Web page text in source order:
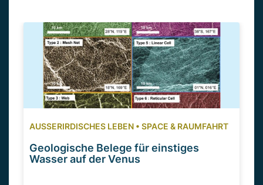
AUSSERIRDISCHES LEBEN • SPACE & RAUMFAHRT
Geologische Belege für einstiges
Wasser auf der Venus